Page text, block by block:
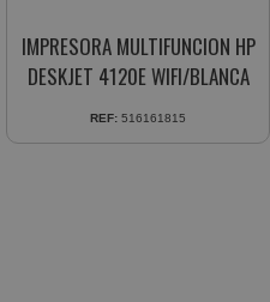
IMPRESORA MULTIFUNCION HP
DESKJET 4120E WIFI/BLANCA
REF: 516161815